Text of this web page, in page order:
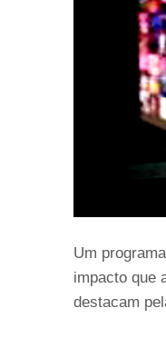
Um
impacto que
destacam